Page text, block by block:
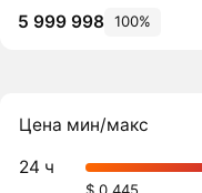
5 999 998 100%
Цена мин/макс
24 ч
$ 0,445